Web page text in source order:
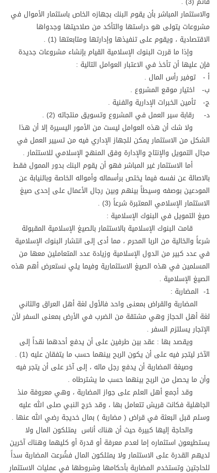
والاستثمار المباشر بأن يقوم البنك بجهازه الخاص باستثمار الأموال في
مشروعات يتولى هو دراستها والتأكد من صلاحيتها وجدواها
الاقتصادية ، ويقوم على تنفيذها وإدارتها ومتابعتها (1) .
وإذا ما قررت البنوك الإسلامية القيام بإنشاء مشروعات جديدة
فإن عليها أن تأخذ في الاعتبار العوامل التالية :
أ - توفير رأس المال .
ب- اختيار موقع المشروع .
ج- تأمين الخبرات الإدارية والفنية .
د- رقابة سير العمل في المشروع وتسويق منتجاته (2) .
ولا شك أن هذه العوامل ليست من الأمور اليسيرة إلا أن هذا
الشكل من الاستثمار يمكن للجهاز الإداري فيه من تسيير العمل في
مجال التمويل والإنتاج والإدارة وفق المنهج الإسلامي للاستثمار .
أما الاستثمار غير المباشر فهو أن يقوم البنك بدور الممول فقط
بالاصالة عن نفسه فيما يختص برأسماله وأمواله الخاصة وبالنيابة عن
المودعين بوصفه وسيطاً بينهم وبين رجال الأعمال على إحدى صيغ
الاستثمار الإسلامي المعتبرة شرعاً (3) .
صيغ التمويل في البنوك الإسلامية :
قامت البنوك الإسلامية بالاستثمار بالصيغ الإسلامية المقبولة
شرعاً والخالية من الربا المحرم ، مما أدى إلى انتشار البنوك الإسلامية
في عدد كبير من الدول الإسلامية وزيادة عدد المتعاملين معها من
المسلمين في هذه الصيغ الاستثمارية وفيما يلي نستعرض أهم هذه
الصيغ الإسلامية .
1- المضاربة :
المضاربة والقراض بمعنى واحد فالأول لغة أهل العراق والثاني
لغة أهل الحجاز وهي مشتقة من الضرب في الأرض بمعنى السفر لأن
الإتجار يسلتزم السفر .
ويقصد بها : عقد بين طرفين على أن يدفع أحدهما نقداً إلى
الآخر ليتجر فيه على أن يكون الربح بينهما حسب ما يتفقان عليه (1) .
وصيغة المضاربة أن يدفع رجل ماله ، إلى آخر على أن يتجر فيه
وأن ما يحصل من الربح بينهما حسب ما يشترطاه .
وقد أجمع أهل العلم على جواز المضاربة ، وهي معروفة منذ
الجاهلية فكانت قريش تتعامل بها ، وقد خرج النبي صلى الله عليه
وسلم قبل البعثة في قراض ( مضاربة ) بمال خديجة رضي الله عنها .
والحاجة إليها كبيرة حيث أن هناك أناس يمتلكون المال ولا
يستطيعون استثماره إما لعدم معرفة أو قدرة أو كليهما وهناك آخرين
لديهم القدرة على الاستثمار ولا يمتلكون المال فشُرعت المضاربة سداً
للحاجتين وتستخدم المضاربة بأحكامها وشروطها في عمليات الاستثمار